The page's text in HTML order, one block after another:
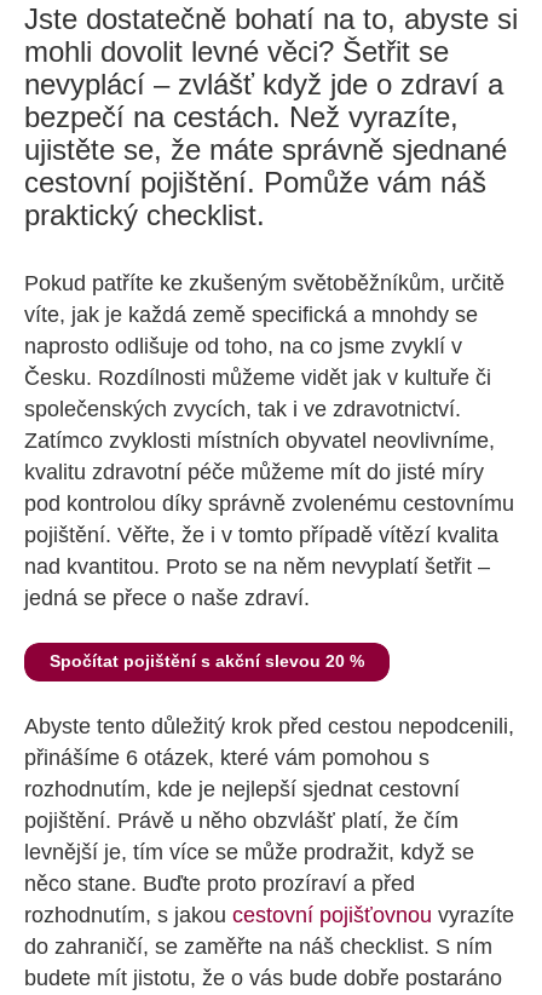
Jste dostatečně bohatí na to, abyste si
mohli dovolit levné věci? Šetřit se
nevyplácí – zvlášť když jde o zdraví a
bezpečí na cestách. Než vyrazíte,
ujistěte se, že máte správně sjednané
cestovní pojištění. Pomůže vám náš
praktický checklist.
Pokud patříte ke zkušeným světoběžníkům, určitě
víte, jak je každá země specifická a mnohdy se
naprosto odlišuje od toho, na co jsme zvyklí v
Česku. Rozdílnosti můžeme vidět jak v kultuře či
společenských zvycích, tak i ve zdravotnictví.
Zatímco zvyklosti místních obyvatel neovlivníme,
kvalitu zdravotní péče můžeme mít do jisté míry
pod kontrolou díky správně zvolenému cestovnímu
pojištění. Věřte, že i v tomto případě vítězí kvalita
nad kvantitou. Proto se na něm nevyplatí šetřit –
jedná se přece o naše zdraví.
Spočítat pojištění s akční slevou 20 %
Abyste tento důležitý krok před cestou nepodcenili,
přinášíme 6 otázek, které vám pomohou s
rozhodnutím, kde je nejlepší sjednat cestovní
pojištění. Právě u něho obzvlášť platí, že čím
levnější je, tím více se může prodražit, když se
něco stane. Buďte proto prozíraví a před
rozhodnutím, s jakou cestovní pojišťovnou vyrazíte
do zahraničí, se zaměřte na náš checklist. S ním
budete mít jistotu, že o vás bude dobře postaráno